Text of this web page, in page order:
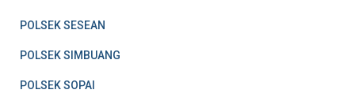
POLSEK SESEAN
POLSEK SIMBUANG
POLSEK SOPAI